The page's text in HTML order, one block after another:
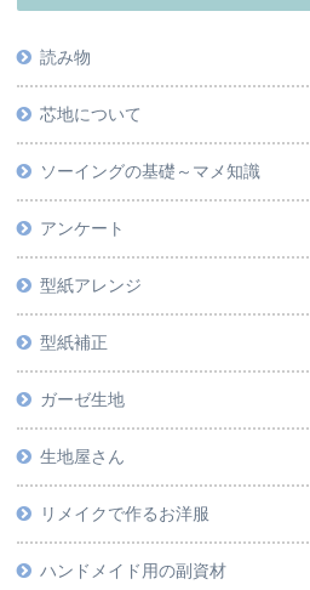
読み物
芯地について
ソーイングの基礎～マメ知識
アンケート
型紙アレンジ
型紙補正
ガーゼ生地
生地屋さん
リメイクで作るお洋服
ハンドメイド用の副資材